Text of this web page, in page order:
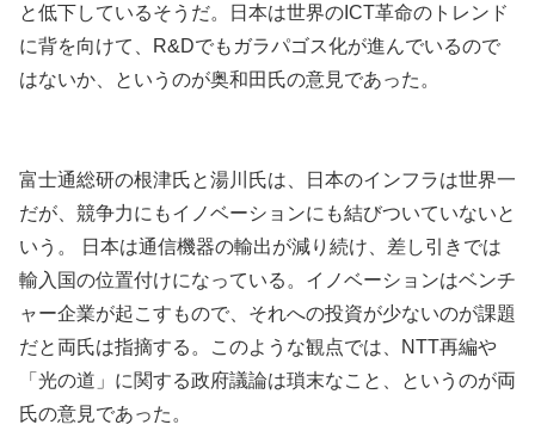
と低下しているそうだ。日本は世界のICT革命のトレンド
に背を向けて、R&Dでもガラパゴス化が進んでいるので
はないか、というのが奥和田氏の意見であった。
富士通総研の根津氏と湯川氏は、日本のインフラは世界一
だが、競争力にもイノベーションにも結びついていないと
いう。 日本は通信機器の輸出が減り続け、差し引きでは
輸入国の位置付けになっている。イノベーションはベンチ
ャー企業が起こすもので、それへの投資が少ないのが課題
だと両氏は指摘する。このような観点では、NTT再編や
「光の道」に関する政府議論は瑣末なこと、というのが両
氏の意見であった。